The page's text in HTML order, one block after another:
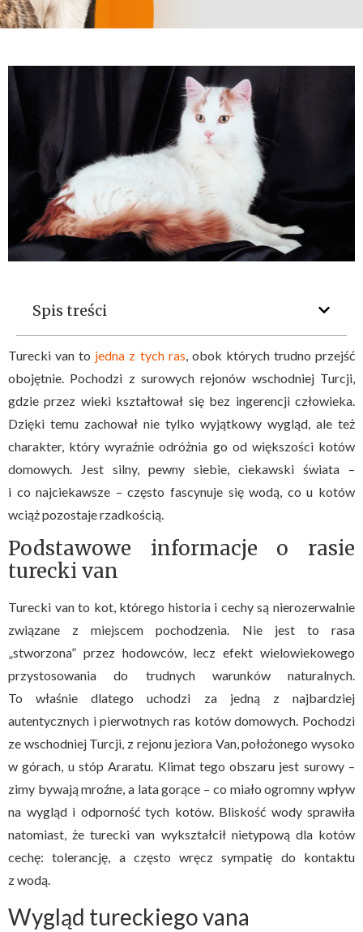
Spis treści
Turecki van to jedna z tych ras, obok których trudno przejść
obojętnie. Pochodzi z surowych rejonów wschodniej Turcji,
gdzie przez wieki kształtował się bez ingerencji człowieka.
Dzięki temu zachował nie tylko wyjątkowy wygląd, ale też
charakter, który wyraźnie odróżnia go od większości kotów
domowych. Jest silny, pewny siebie, ciekawski świata –
i co najciekawsze – często fascynuje się wodą, co u kotów
wciąż pozostaje rzadkością.
Podstawowe informacje o rasie
turecki van
Turecki van to kot, którego historia i cechy są nierozerwalnie
związane z miejscem pochodzenia. Nie jest to rasa
„stworzona” przez hodowców, lecz efekt wielowiekowego
przystosowania do trudnych warunków naturalnych.
To właśnie dlatego uchodzi za jedną z najbardziej
autentycznych i pierwotnych ras kotów domowych. Pochodzi
ze wschodniej Turcji, z rejonu jeziora Van, położonego wysoko
w górach, u stóp Araratu. Klimat tego obszaru jest surowy –
zimy bywają mroźne, a lata gorące – co miało ogromny wpływ
na wygląd i odporność tych kotów. Bliskość wody sprawiła
natomiast, że turecki van wykształcił nietypową dla kotów
cechę: tolerancję, a często wręcz sympatię do kontaktu
z wodą.
Wygląd tureckiego vana